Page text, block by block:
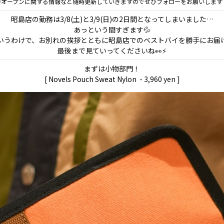
昭島店の勤務は3/8(土)と3/9(日)の2日間となってしまいました…
あっという間すぎます💦
うわけで、お別れの挨拶とともに昭島店でのベストバイを勝手にお届
最後まで見ていってくださいね👀⚡
まずは小物部門！
[ Novels Pouch Sweat Nylon - 3,960 yen ]​